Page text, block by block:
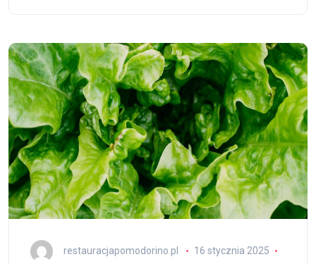
restauracjapomodorino.pl
16 stycznia 2025